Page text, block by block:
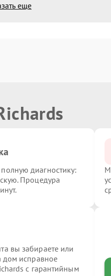
еще
диагностику:
Процедура
вы забираете или
дом исправное
с гарантийным